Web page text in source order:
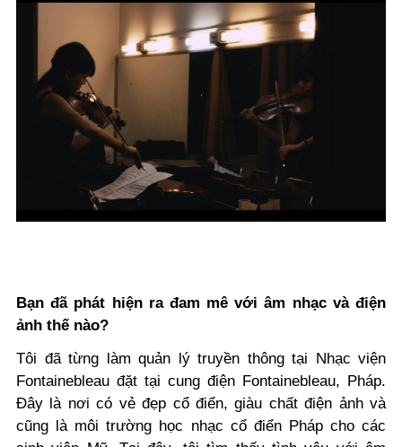
Bạn đã phát hiện ra đam mê với âm nhạc và điện
ảnh thế nào?
Tôi đã từng làm quản lý truyền thông tại Nhạc viện
Fontainebleau đặt tại cung điện Fontainebleau, Pháp.
Đây là nơi có vẻ đẹp cổ điển, giàu chất điện ảnh và
cũng là môi trường học nhạc cổ điển Pháp cho các